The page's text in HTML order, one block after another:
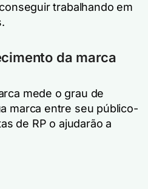
trabalhando em
da marca
mede o grau de
marca entre seu público-
de RP o ajudarão a